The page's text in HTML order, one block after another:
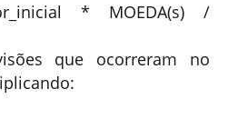
inicial * MOEDA(s) /
que ocorreram no